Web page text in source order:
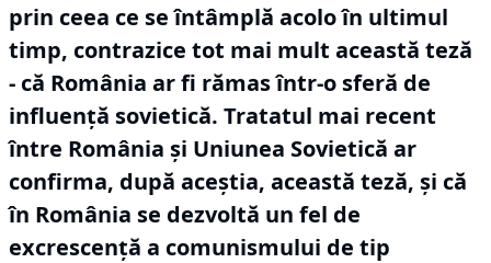
prin ceea ce se întâmplă acolo în ultimul
timp, contrazice tot mai mult această teză
- că România ar fi rămas într-o sferă de
influenţă sovietică. Tratatul mai recent
între România şi Uniunea Sovietică ar
confirma, după aceştia, această teză, şi că
în România se dezvoltă un fel de
excrescenţă a comunismului de tip